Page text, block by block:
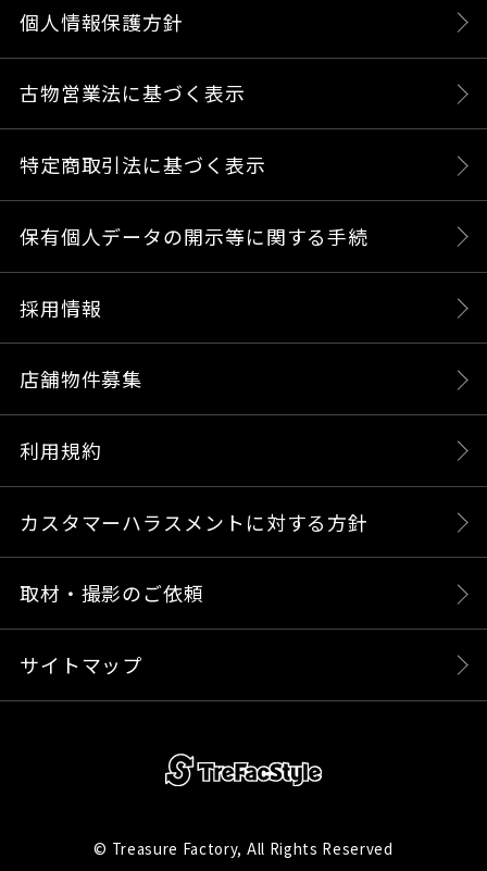
個人情報保護方針
古物営業法に基づく表示
特定商取引法に基づく表示
保有個人データの開示等に関する手続
採用情報
店舗物件募集
利用規約
カスタマーハラスメントに対する方針
取材・撮影のご依頼
サイトマップ
© Treasure Factory, All Rights Reserved